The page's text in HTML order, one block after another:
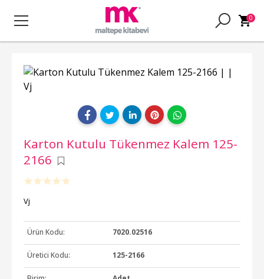
0
Karton Kutulu Tükenmez Kalem 125-
2166
Vj
Ürün Kodu: 7020.02516
Üretici Kodu: 125-2166